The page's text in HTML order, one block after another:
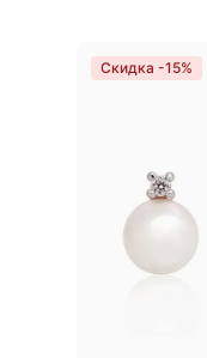
Скидка -15%